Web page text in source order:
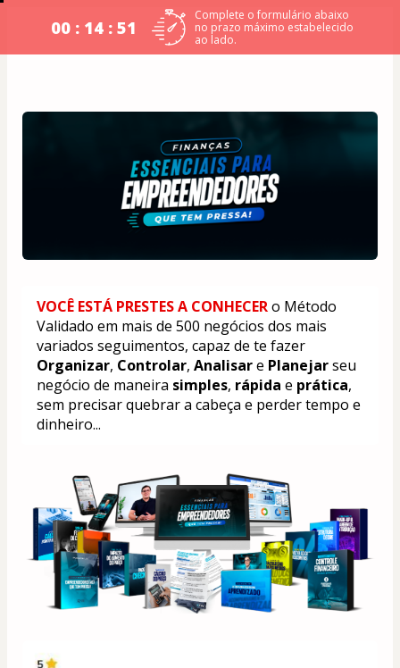
00 : 14 : 51
Complete o formulário abaixo
no prazo máximo estabelecido
ao lado.
VOCÊ ESTÁ PRESTES A CONHECER o Método
Validado em mais de 500 negócios dos mais
Organizar, Controlar, Analisar e Planejar seu
negócio de maneira simples, rápida e prática,
sem precisar quebrar a cabeça e perder tempo e
dinheiro...